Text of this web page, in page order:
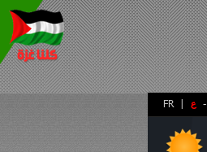
- ع FR